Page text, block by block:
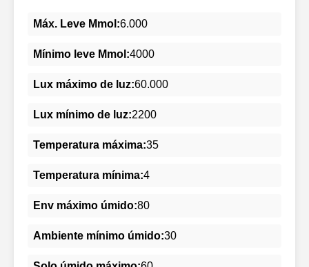
Máx. Leve Mmol:6.000
Mínimo leve Mmol:4000
Lux máximo de luz:60.000
Lux mínimo de luz:2200
Temperatura máxima:35
Temperatura mínima:4
Env máximo úmido:80
Ambiente mínimo úmido:30